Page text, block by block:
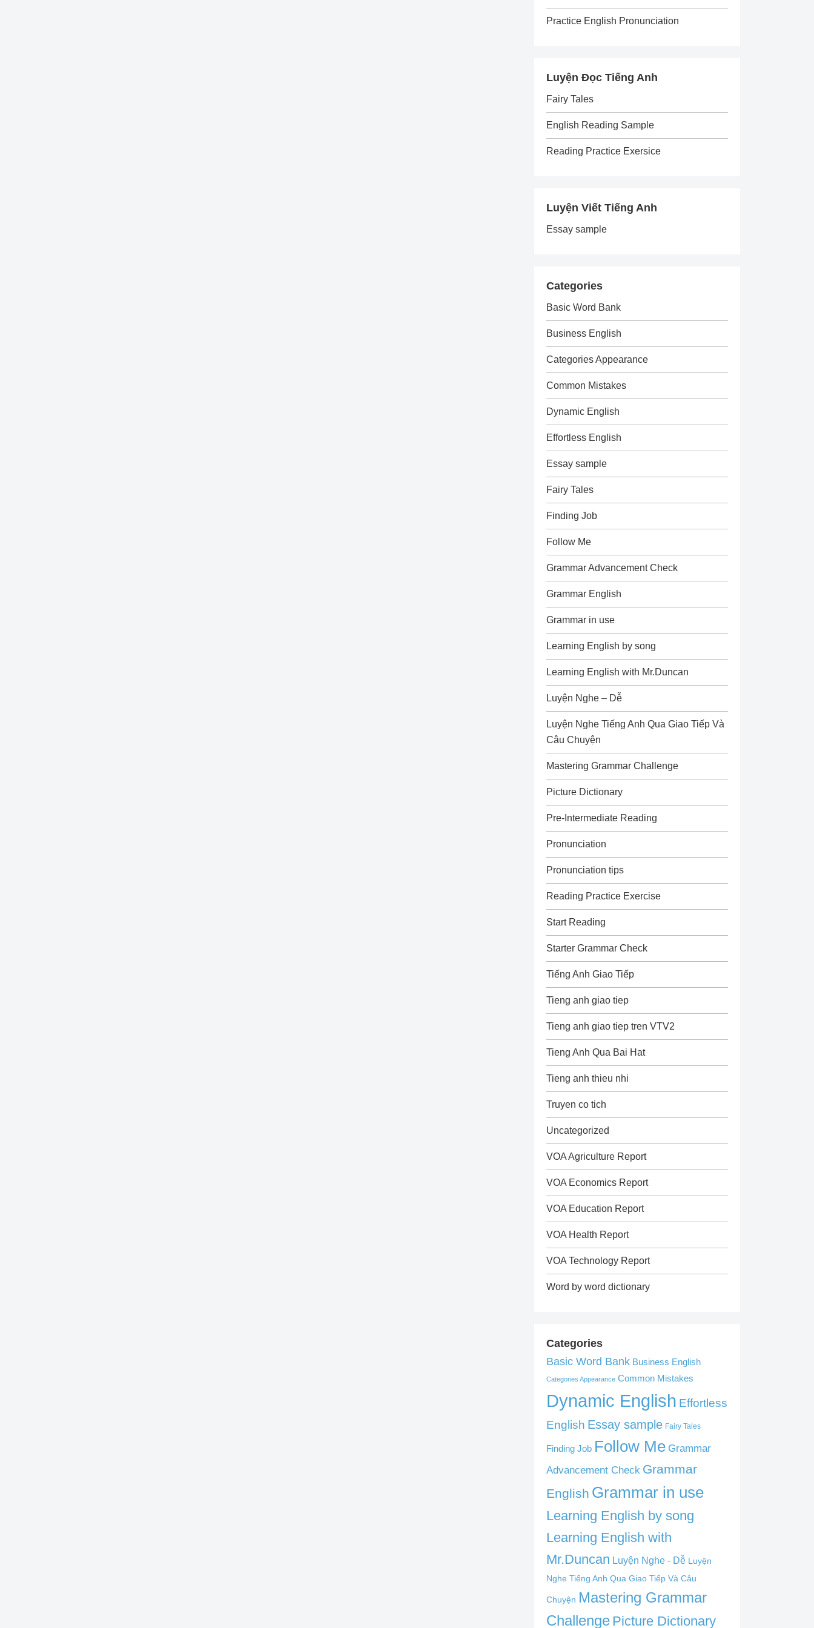
Practice English Pronunciation
Luyện Đọc Tiếng Anh
Fairy Tales
English Reading Sample
Reading Practice Exersice
Luyện Viết Tiếng Anh
Essay sample
Categories
Basic Word Bank
Business English
Categories Appearance
Common Mistakes
Dynamic English
Effortless English
Essay sample
Fairy Tales
Finding Job
Follow Me
Grammar Advancement Check
Grammar English
Grammar in use
Learning English by song
Learning English with Mr.Duncan
Luyện Nghe – Dễ
Luyện Nghe Tiếng Anh Qua Giao Tiếp Và
Câu Chuyện
Mastering Grammar Challenge
Picture Dictionary
Pre-Intermediate Reading
Pronunciation
Pronunciation tips
Reading Practice Exercise
Start Reading
Starter Grammar Check
Tiếng Anh Giao Tiếp
Tieng anh giao tiep
Tieng anh giao tiep tren VTV2
Tieng Anh Qua Bai Hat
Tieng anh thieu nhi
Truyen co tich
Uncategorized
VOA Agriculture Report
VOA Economics Report
VOA Education Report
VOA Health Report
VOA Technology Report
Word by word dictionary
Categories
Basic Word Bank Business English
Categories Appearance Common Mistakes
Dynamic English Effortless
English Essay sample Fairy Tales
Finding Job Follow Me Grammar
Advancement Check Grammar
English Grammar in use
Learning English by song
Learning English with
Mr.Duncan Luyện Nghe - Dễ Luyện
Nghe Tiếng Anh Qua Giao Tiếp Và Câu
Chuyện Mastering Grammar
Challenge Picture Dictionary